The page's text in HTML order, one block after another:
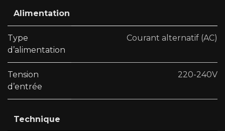
Alimentation
Type
d’alimentation
Courant alternatif (AC)
Tension
d’entrée
220-240V
Technique